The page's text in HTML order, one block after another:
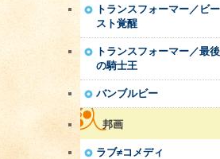
トランスフォーマー／ビー
スト覚醒
トランスフォーマー／最後
の騎士王
バンブルビー
邦画
ラブ≠コメディ